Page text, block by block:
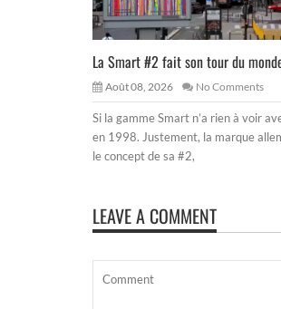
La Smart #2 fait son tour du
Août 08, 2026 No Comments
Si la gamme Smart n’a rien à voir
en 1998. Justement, la marque
le concept de sa #2,
LEAVE A COMMENT